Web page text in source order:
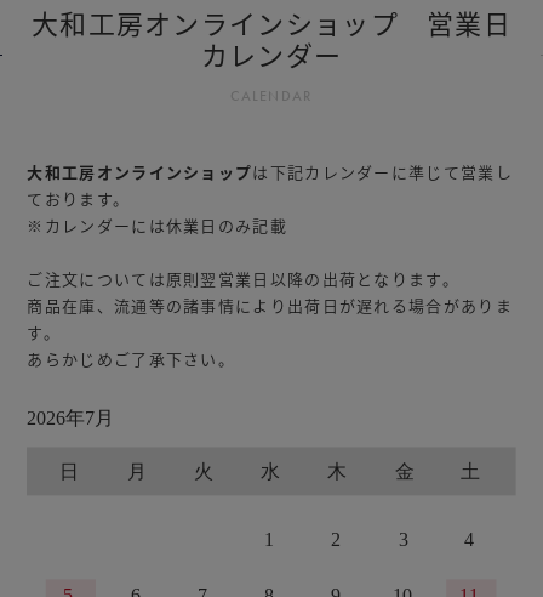
大和工房オンラインショップ 営業日
カレンダー
CALENDAR
大和工房オンラインショップは下記カレンダーに準じて営業し
ております。
※カレンダーには休業日のみ記載
ご注文については原則翌営業日以降の出荷となります。
商品在庫、流通等の諸事情により出荷日が遅れる場合がありま
す。
あらかじめご了承下さい。